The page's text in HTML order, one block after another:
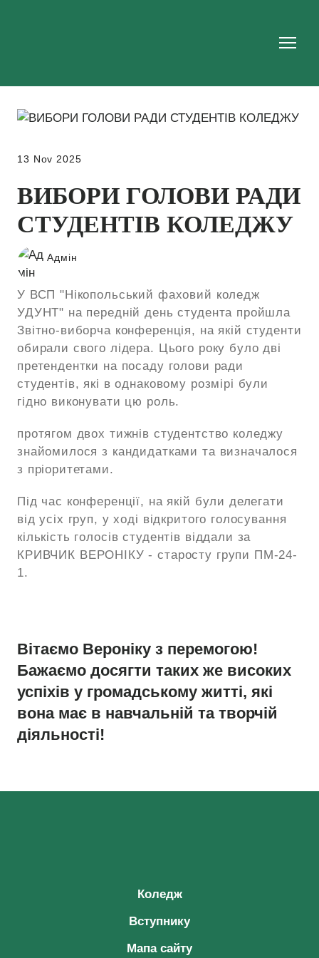
13 Nov 2025
ВИБОРИ ГОЛОВИ РАДИ
СТУДЕНТІВ КОЛЕДЖУ
Адмін
У ВСП "Нікопольський фаховий коледж
УДУНТ" на передній день студента пройшла
Звітно-виборча конференція, на якій студенти
обирали свого лідера. Цього року було дві
претендентки на посаду голови ради
студентів, які в однаковому розмірі були
гідно виконувати цю роль.
протягом двох тижнів студентство коледжу
знайомилося з кандидатками та визначалося
з пріоритетами.
Під час конференції, на якій були делегати
від усіх груп, у ході відкритого голосування
кількість голосів студентів віддали за
КРИВЧИК ВЕРОНІКУ - старосту групи ПМ-24-
1.
Вітаємо Вероніку з перемогою!
Бажаємо досягти таких же високих
успіхів у громадському житті, які
вона має в навчальній та творчій
діяльності!
Коледж
Вступнику
Мапа сайту